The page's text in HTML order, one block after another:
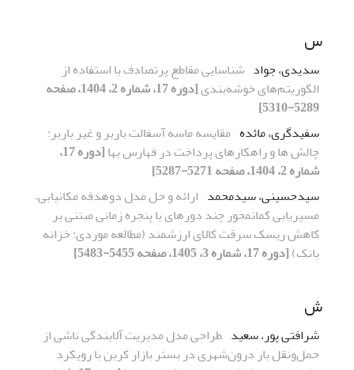
س
سدیدی، جواد شناسایی مقاطع پرتصادف با استفاده از
الگوریتم‌های خوشه‌بندی
[دوره 17، شماره 2، 1404، صفحه
5289-5310]
سفیدگری، مائده مقایسه ماسه آسفالت باربر و غیر باربر:
چالش ها و راهکارهای پرداخت در فهارس بها
[دوره 17،
شماره 2، 1404، صفحه 5271-5287]
سیدحسینی، سیدمحمد ارائه و حل مدل دوهدفه مکان­یابی–
مسیریابی کمان­محور چند دوره­ای با پنجره زمانی مبتنی بر
کاهش ریسک سرقت کالای ارزشمند(مطالعه موردی: خزانه
بانک)[دوره 17، شماره 3، 1405، صفحه 5455-5483]
ش
شرافتی پور، سعید طراحی مدل مدیریت آلایندگی ناشی از
حمل‌ونقل بار درون‌شهری در بستر بازار کربن با رویکرد